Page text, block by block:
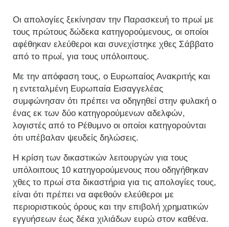
Οι απολογίες ξεκίνησαν την Παρασκευή το πρωί με
τους πρώτους δώδεκα κατηγορούμενους, οι οποίοι
αφέθηκαν ελεύθεροι και συνεχίστηκε χθες Σάββατο
από το πρωί, για τους υπόλοιπους.
Με την απόφαση τους, ο Ευρωπαίος Ανακριτής και
η εντεταλμένη Ευρωπαία Εισαγγελέας
συμφώνησαν ότι πρέπει να οδηγηθεί στην φυλακή ο
ένας εκ των δύο κατηγορούμενων αδελφών,
λογιστές από το Ρέθυμνο οι οποίοι κατηγορούνται
ότι υπέβαλαν ψευδείς δηλώσεις.
Η κρίση των δικαστικών λειτουργών για τους
υπόλοιπους 10 κατηγορούμενους που οδηγήθηκαν
χθες το πρωί στα δικαστήρια για τις απολογίες τους,
είναι ότι πρέπει να αφεθούν ελεύθεροι με
περιοριστικούς όρους και την επιβολή χρηματικών
εγγυήσεων έως δέκα χιλιάδων ευρώ στον καθένα.